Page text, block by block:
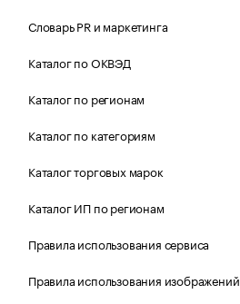
Словарь PR и маркетинга
Каталог по ОКВЭД
Каталог по регионам
Каталог по категориям
Каталог торговых марок
Каталог ИП по регионам
Правила использования сервиса
Правила использования изображений